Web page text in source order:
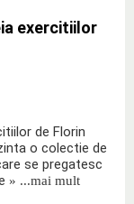
exercitiilor
de Florin
o colectie de
se pregatesc
» ...mai mult